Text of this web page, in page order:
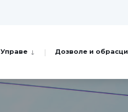
Управе Дозволе и обрасци